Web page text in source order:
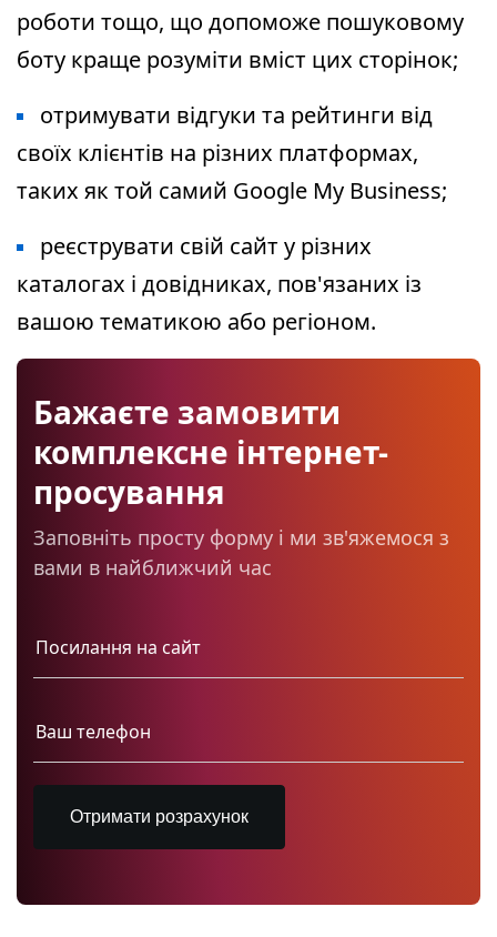
роботи тощо, що допоможе пошуковому
боту краще розуміти вміст цих сторінок;
отримувати відгуки та рейтинги від
своїх клієнтів на різних платформах,
таких як той самий Google My Business;
реєструвати свій сайт у різних
каталогах і довідниках, пов'язаних із
вашою тематикою або регіоном.
Бажаєте замовити
комплексне інтернет-
просування
Заповніть просту форму і ми зв'яжемося з
вами в найближчий час
Отримати розрахунок